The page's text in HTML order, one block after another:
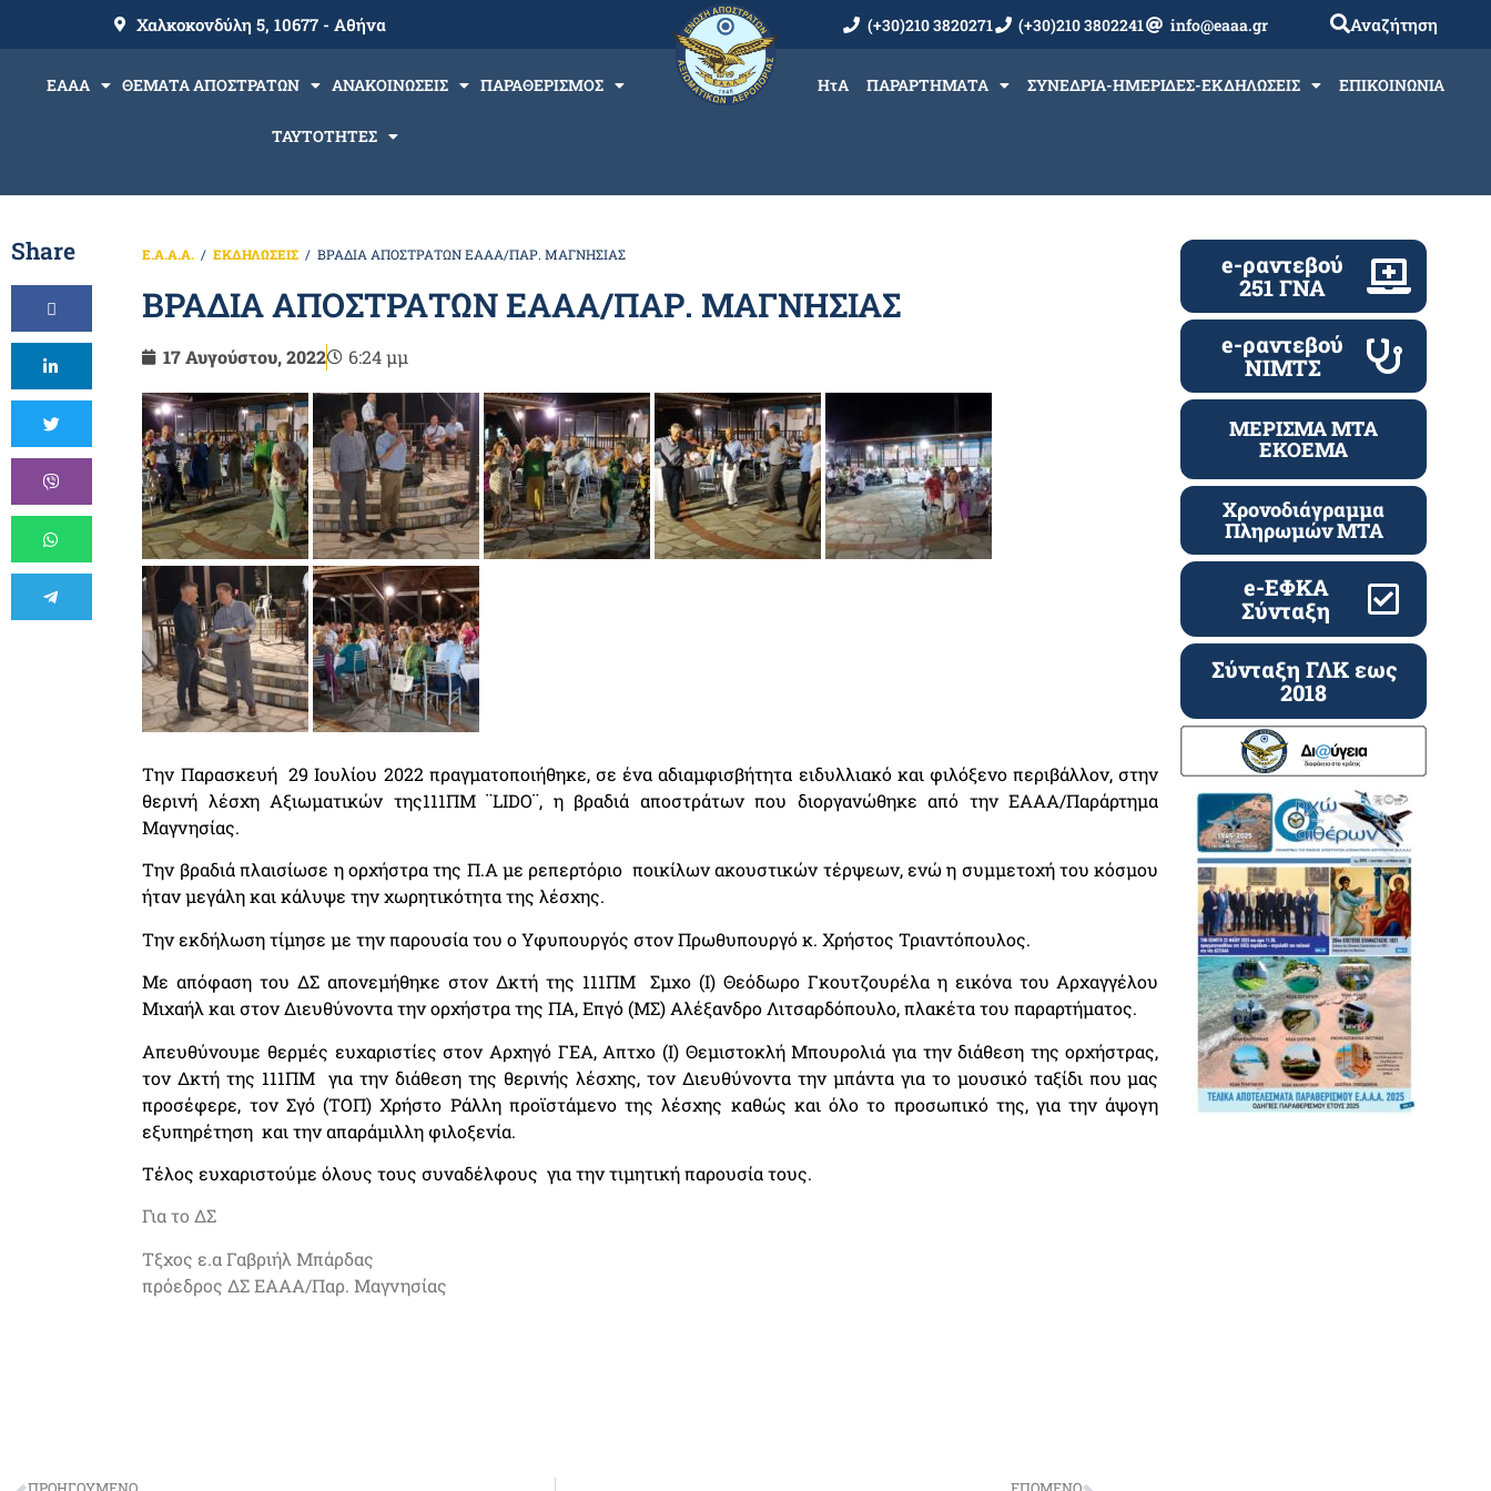
Χαλκοκονδύλη 5, 10677 - Αθήνα (+30)210 3820271 (+30)210 3802241 info@eaaa.gr Αναζήτηση
ΕΑΑΑ ΘΕΜΑΤΑ ΑΠΟΣΤΡΑΤΩΝ ΑΝΑΚΟΙΝΩΣΕΙΣ ΠΑΡΑΘΕΡΙΣΜΟΣ
ΤΑΥΤΟΤΗΤΕΣ
ΗτΑ ΠΑΡΑΡΤΗΜΑΤΑ ΣΥΝΕΔΡΙΑ-ΗΜΕΡΙΔΕΣ-ΕΚΔΗΛΩΣΕΙΣ ΕΠΙΚΟΙΝΩΝΙΑ
Share Ε.Α.Α.Α. ΕΚΔΗΛΩΣΕΙΣ ΒΡΑΔΙΑ ΑΠΟΣΤΡΑΤΩΝ ΕΑΑΑ/ΠΑΡ. ΜΑΓΝΗΣΙΑΣ
ΒΡΑΔΙΑ ΑΠΟΣΤΡΑΤΩΝ ΕΑΑΑ/ΠΑΡ. ΜΑΓΝΗΣΙΑΣ
17 Αυγούστου, 2022 6:24 μμ
Την Παρασκευή 29 Ιουλίου 2022 πραγματοποιήθηκε, σε ένα αδιαμφισβήτητα ειδυλλιακό και φιλόξενο περιβάλλον, στην
θερινή λέσχη Αξιωματικών της111ΠΜ ¨LIDO¨, η βραδιά αποστράτων που διοργανώθηκε από την ΕΑΑΑ/Παράρτημα
Μαγνησίας.
Την βραδιά πλαισίωσε η ορχήστρα της Π.Α με ρεπερτόριο ποικίλων ακουστικών τέρψεων, ενώ η συμμετοχή του κόσμου
ήταν μεγάλη και κάλυψε την χωρητικότητα της λέσχης.
Την εκδήλωση τίμησε με την παρουσία του ο Υφυπουργός στον Πρωθυπουργό κ. Χρήστος Τριαντόπουλος.
Με απόφαση του ΔΣ απονεμήθηκε στον Δκτή της 111ΠΜ Σμχο (Ι) Θεόδωρο Γκουτζουρέλα η εικόνα του Αρχαγγέλου
Μιχαήλ και στον Διευθύνοντα την ορχήστρα της ΠΑ, Επγό (ΜΣ) Αλέξανδρο Λιτσαρδόπουλο, πλακέτα του παραρτήματος.
Απευθύνουμε θερμές ευχαριστίες στον Αρχηγό ΓΕΑ, Απτχο (Ι) Θεμιστοκλή Μπουρολιά για την διάθεση της ορχήστρας,
τον Δκτή της 111ΠΜ για την διάθεση της θερινής λέσχης, τον Διευθύνοντα την μπάντα για το μουσικό ταξίδι που μας
προσέφερε, τον Σγό (ΤΟΠ) Χρήστο Ράλλη προϊστάμενο της λέσχης καθώς και όλο το προσωπικό της, για την άψογη
εξυπηρέτηση και την απαράμιλλη φιλοξενία.
Τέλος ευχαριστούμε όλους τους συναδέλφους για την τιμητική παρουσία τους.
Για το ΔΣ
Τξχος ε.α Γαβριήλ Μπάρδας
πρόεδρος ΔΣ ΕΑΑΑ/Παρ. Μαγνησίας
e-ραντεβού
251 ΓΝΑ
e-ραντεβού
ΝΙΜΤΣ
ΜΕΡΙΣΜΑ ΜΤΑ
ΕΚΟΕΜΑ
Χρονοδιάγραμμα
Πληρωμών ΜΤΑ
e-ΕΦΚΑ
Σύνταξη
Σύνταξη ΓΛΚ εως
2018